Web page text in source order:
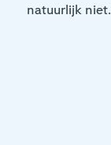
natuurlijk